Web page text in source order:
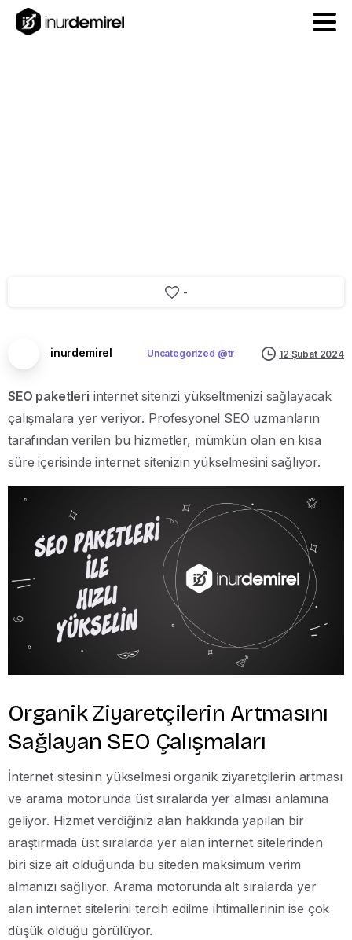
-
inurdemirel Uncategorized @tr 12 Şubat 2024
SEO paketleri internet sitenizi yükseltmenizi sağlayacak
çalışmalara yer veriyor. Profesyonel SEO uzmanların
tarafından verilen bu hizmetler, mümkün olan en kısa
süre içerisinde internet sitenizin yükselmesini sağlıyor.
Organik Ziyaretçilerin Artmasını
Sağlayan SEO Çalışmaları
İnternet sitesinin yükselmesi organik ziyaretçilerin artması
ve arama motorunda üst sıralarda yer alması anlamına
geliyor. Hizmet verdiğiniz alan hakkında yapılan bir
araştırmada üst sıralarda yer alan internet sitelerinden
biri size ait olduğunda bu siteden maksimum verim
almanızı sağlıyor. Arama motorunda alt sıralarda yer
alan internet sitelerini tercih edilme ihtimallerinin ise çok
düşük olduğu görülüyor.